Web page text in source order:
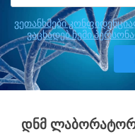
ვეთანხმები
ვაცხადებ ჩემი
ᲓᲜᲛ